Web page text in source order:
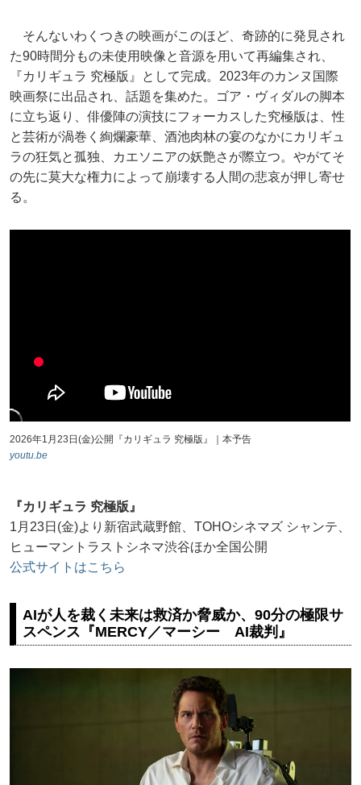
そんないわくつきの映画がこのほど、奇跡的に発見され
た90時間分もの未使用映像と音源を用いて再編集され、
『カリギュラ 究極版』として完成。2023年のカンヌ国際
映画祭に出品され、話題を集めた。ゴア・ヴィダルの脚本
に立ち返り、俳優陣の演技にフォーカスした究極版は、性
と芸術が渦巻く絢爛豪華、酒池肉林の宴のなかにカリギュ
ラの狂気と孤独、カエソニアの妖艶さが際立つ。やがてそ
の先に莫大な権力によって崩壊する人間の悲哀が押し寄せ
る。
2026年1月23日(金)公開『カリギュラ 究極版』｜本予告
youtu.be
『カリギュラ 究極版』
1月23日(金)より新宿武蔵野館、TOHOシネマズ シャンテ、
ヒューマントラストシネマ渋谷ほか全国公開
公式サイトはこちら
AIが人を裁く未来は救済か脅威か、90分の極限サ
スペンス『MERCY／マーシー AI裁判』